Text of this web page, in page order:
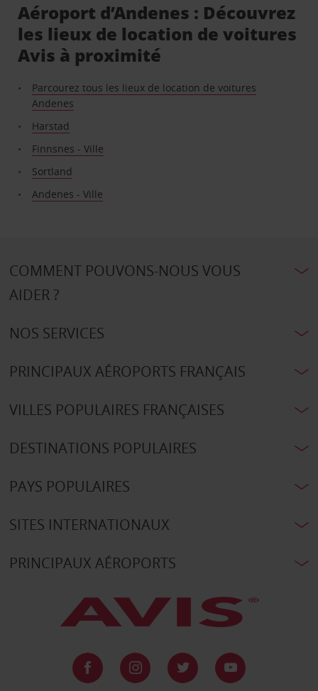
Aéroport d’Andenes : Découvrez
les lieux de location de voitures
Avis à proximité
Parcourez tous les lieux de location de voitures
Andenes
Harstad
Finnsnes - Ville
Sortland
Andenes - Ville
COMMENT POUVONS-NOUS VOUS
AIDER ?
NOS SERVICES
PRINCIPAUX AÉROPORTS FRANÇAIS
VILLES POPULAIRES FRANÇAISES
DESTINATIONS POPULAIRES
PAYS POPULAIRES
SITES INTERNATIONAUX
PRINCIPAUX AÉROPORTS